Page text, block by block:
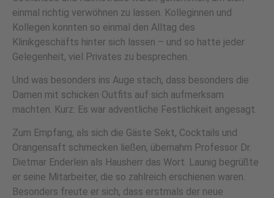
einmal richtig verwöhnen zu lassen. Kolleginnen und
Kollegen konnten so einmal den Alltag des
Klinikgeschäfts hinter sich lassen – und so hatte jeder
Gelegenheit, viel Privates zu besprechen.
Und was besonders ins Auge stach, dass besonders die
Damen mit schicken Outfits auf sich aufmerksam
machten. Kurz: Es war adventliche Festlichkeit angesagt.
Zum Empfang, als sich die Gäste Sekt, Cocktails und
Orangensaft schmecken ließen, übernahm Professor Dr.
Dietmar Enderlein als Hausherr das Wort. Launig begrüßte
er seine Mitarbeiter, die so zahlreich erschienen waren.
Besonders freute er sich, dass erstmals der neue